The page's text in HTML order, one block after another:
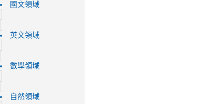
國文領域
英文領域
數學領域
自然領域